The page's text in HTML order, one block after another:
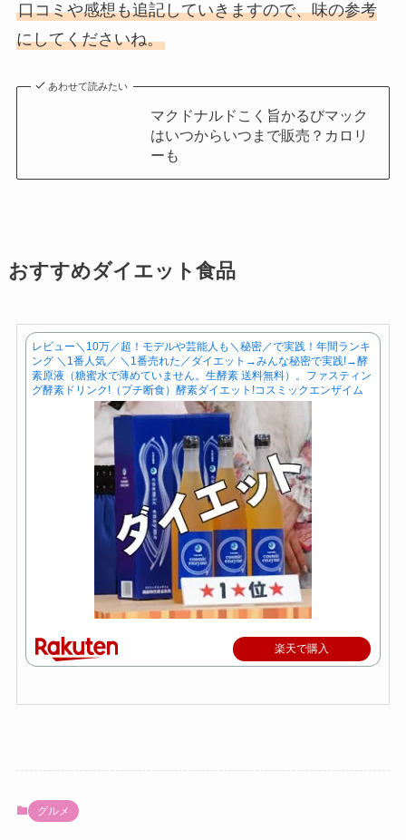
口コミや感想も追記していきますので、味の参考
にしてくださいね。
あわせて読みたい
マクドナルドこく旨かるびマック
はいつからいつまで販売？カロリ
ーも
おすすめダイエット食品
レビュー＼10万／超！モデルや芸能人も＼秘密／で実践！年間ランキ
ング ＼1番人気／ ＼1番売れた／ダイエット→みんな秘密で実践!→酵
素原液（糖蜜水で薄めていません。生酵素 送料無料）。ファスティン
グ酵素ドリンク!（プチ断食）酵素ダイエット!コスミックエンザイム
楽天で購入
グルメ